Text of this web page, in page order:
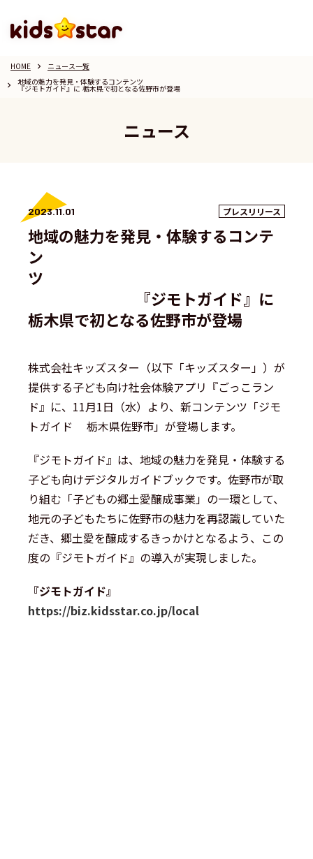
HOME keyboard_arrow_right ニュース一覧
keyboard_arrow_right 地域の魅力を発見・体験するコンテンツ
『ジモトガイド』に 栃木県で初となる佐野市が登場
ニュース
2023.11.01 プレスリリース
地域の魅力を発見・体験するコンテ
ン
ツ
『ジモトガイド』に
栃木県で初となる佐野市が登場
株式会社キッズスター（以下「キッズスター」）が
提供する子ども向け社会体験アプリ『ごっこラン
ド』に、11月1日（水）より、新コンテンツ「ジモ
トガイド 栃木県佐野市」が登場します。
『ジモトガイド』は、地域の魅力を発見・体験する
子ども向けデジタルガイドブックです。佐野市が取
り組む「子どもの郷土愛醸成事業」の一環として、
地元の子どもたちに佐野市の魅力を再認識していた
だき、郷土愛を醸成するきっかけとなるよう、この
度の『ジモトガイド』の導入が実現しました。
『ジモトガイド』
https://biz.kidsstar.co.jp/local